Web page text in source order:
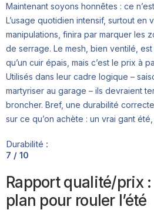
Maintenant soyons honnêtes : ce
L’usage quotidien intensif, surtout en
manipulations, finira par marquer les
de serrage. Le mesh, bien ventilé,
qu’un cuir épais, mais c’est le prix à
Utilisés dans leur cadre logique –
martyriser au garage – ils devraient
broncher. Bref, une durabilité
sur ce qu’on achète : un vrai gant
Durabilité :
7 / 10
Rapport qualité/prix
plan pour rouler l’été